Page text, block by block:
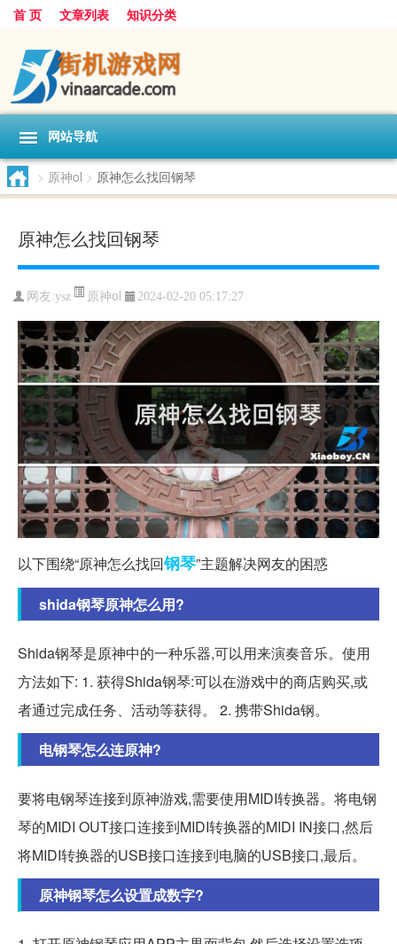
首 页 文章列表 知识分类
网站导航
> 原神ol > 原神怎么找回钢琴
原神怎么找回钢琴
网友:ysz 原神ol 2024-02-20 05:17:27
以下围绕“原神怎么找回钢琴”主题解决网友的困惑
shida钢琴原神怎么用?
Shida钢琴是原神中的一种乐器,可以用来演奏音乐。使用
方法如下: 1. 获得Shida钢琴:可以在游戏中的商店购买,或
者通过完成任务、活动等获得。 2. 携带Shida钢。
电钢琴怎么连原神?
要将电钢琴连接到原神游戏,需要使用MIDI转换器。将电钢
琴的MIDI OUT接口连接到MIDI转换器的MIDI IN接口,然后
将MIDI转换器的USB接口连接到电脑的USB接口,最后。
原神钢琴怎么设置成数字?